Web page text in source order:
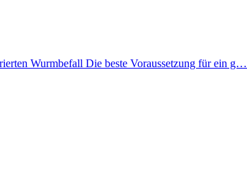
Wurmbefall Die beste Voraussetzung für ein g…